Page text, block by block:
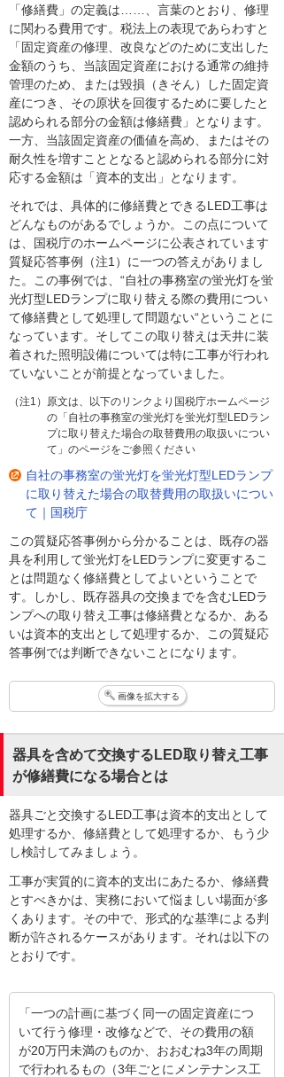
「修繕費」の定義は……、言葉のとおり、修理
に関わる費用です。税法上の表現であらわすと
「固定資産の修理、改良などのために支出した
金額のうち、当該固定資産における通常の維持
管理のため、または毀損（きそん）した固定資
産につき、その原状を回復するために要したと
認められる部分の金額は修繕費」となります。
一方、当該固定資産の価値を高め、またはその
耐久性を増すこととなると認められる部分に対
応する金額は「資本的支出」となります。
それでは、具体的に修繕費とできるLED工事は
どんなものがあるでしょうか。この点について
は、国税庁のホームページに公表されています
質疑応答事例（注1）に一つの答えがありまし
た。この事例では、“自社の事務室の蛍光灯を蛍
光灯型LEDランプに取り替える際の費用につい
て修繕費として処理して問題ない“ということに
なっています。そしてこの取り替えは天井に装
着された照明設備については特に工事が行われ
ていないことが前提となっていました。
（注1）原文は、以下のリンクより国税庁ホームページ
の「自社の事務室の蛍光灯を蛍光灯型LEDラン
プに取り替えた場合の取替費用の取扱いについ
て」のページをご参照ください
自社の事務室の蛍光灯を蛍光灯型LEDランプ
に取り替えた場合の取替費用の取扱いについ
て｜国税庁
この質疑応答事例から分かることは、既存の器
具を利用して蛍光灯をLEDランプに変更するこ
とは問題なく修繕費としてよいということで
す。しかし、既存器具の交換までを含むLEDラ
ンプへの取り替え工事は修繕費となるか、ある
いは資本的支出として処理するか、この質疑応
答事例では判断できないことになります。
画像を拡大する
器具を含めて交換するLED取り替え工事
が修繕費になる場合とは
器具ごと交換するLED工事は資本的支出として
処理するか、修繕費として処理するか、もう少
し検討してみましょう。
工事が実質的に資本的支出にあたるか、修繕費
とすべきかは、実務において悩ましい場面が多
くあります。その中で、形式的な基準による判
断が許されるケースがあります。それは以下の
とおりです。
「一つの計画に基づく同一の固定資産につ
いて行う修理・改修などで、その費用の額
が20万円未満のものか、おおむね3年の周期
で行われるもの（3年ごとにメンテナンス工